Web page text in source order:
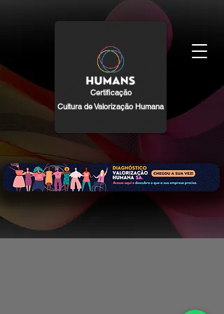
Certificação
Cultura de Valorização Humana